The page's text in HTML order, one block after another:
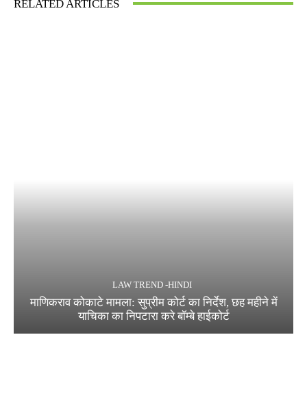
RELATED ARTICLES
LAW TREND -HINDI
माणिकराव कोकाटे मामला: सुप्रीम कोर्ट का निर्देश, छह महीने में
याचिका का निपटारा करे बॉम्बे हाईकोर्ट